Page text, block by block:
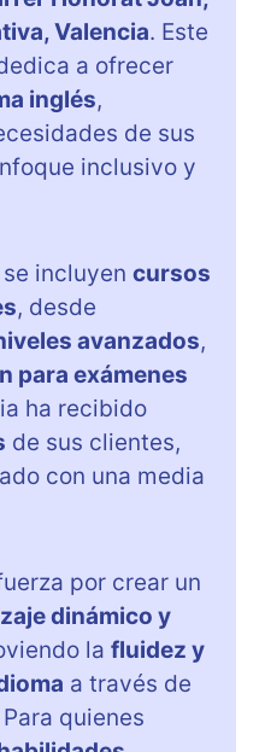
Valencia. Este
a ofrecer
inglés,
de sus
inclusivo y
incluyen cursos
, desde
avanzados,
para exámenes
ha recibido
de sus clientes,
con una media
por crear un
dinámico y
la fluidez y
a través de
Para quienes